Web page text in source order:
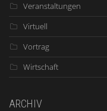
Veranstaltungen
Virtuell
Vortrag
Wirtschaft
ARCHIV